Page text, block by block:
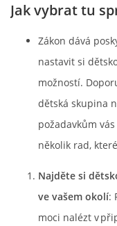
Jak vybrat tu
Zákon dává
nastavit si
možností.
dětská skupina
požadavkům
několik rad,
Najděte si
ve vašem okolí:
moci nalézt v